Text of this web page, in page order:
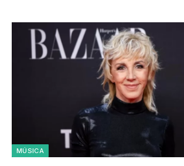
MÚSICA